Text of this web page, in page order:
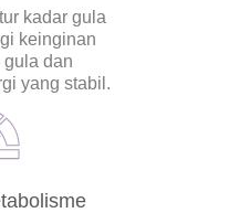
kadar gula
keinginan
gula dan
yang stabil.